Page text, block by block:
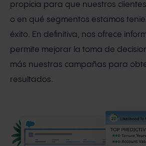
propicia para que nuestros
o en qué segmentos estamos
éxito. En definitiva, nos ofrece
permite mejorar la toma de
más nuestras campañas para
resultados.